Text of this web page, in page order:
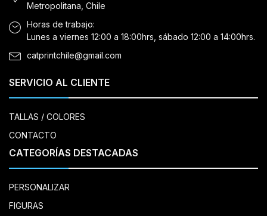
Metropolitana, Chile
Horas de trabajo:
Lunes a viernes 12:00 a 18:00hrs, sábado 12:00 a 14:00hrs.
catprintchile@gmail.com
SERVICIO AL CLIENTE
TALLAS / COLORES
CONTACTO
CATEGORÍAS DESTACADAS
PERSONALIZAR
FIGURAS